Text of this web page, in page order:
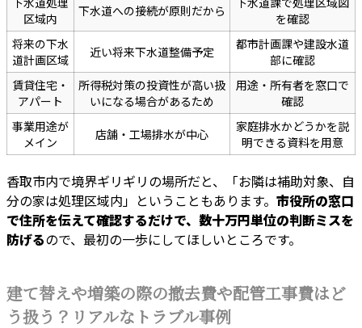
区域内
下水道への接続が原則だから
を確認
将来の下水
道計画区域
近い将来下水道整備予定
都市計画課や建設水道
部に確認
賃貸住宅・
アパート
所得税対策の投資性が高い扱
いになる場合があるため
用途・所有者を窓口で
確認
事業用途が
メイン
店舗・工場排水が中心
家庭排水かどうかを説
明できる資料を用意
香取市内で境界ギリギリの場所だと、「お隣は補助対象、自
分の家は処理区域内」ということもあります。 市役所の窓口
で住所を伝えて確認するだけで、数十万円単位の判断ミスを
防げるので、最初の一歩にしてほしいところです。
建て替えや増築の際の撤去費や配管工事費はど
う扱う？リアルなトラブル事例